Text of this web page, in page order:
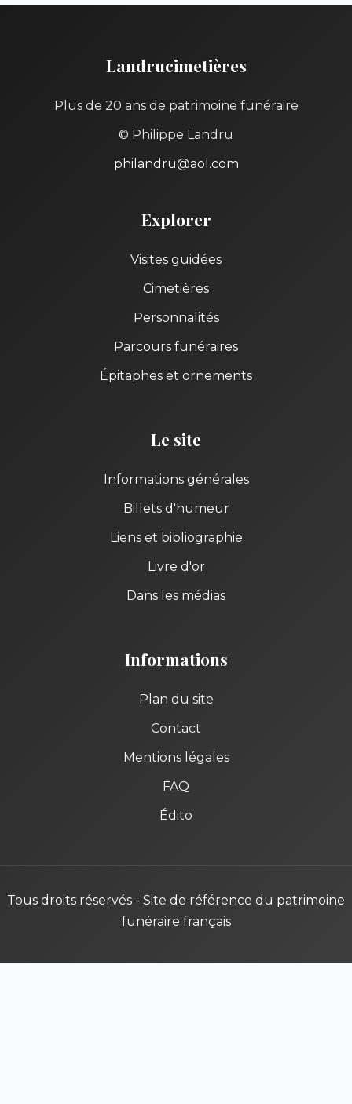
Landrucimetières
Plus de 20 ans de patrimoine funéraire
© Philippe Landru
philandru@aol.com
Explorer
Visites guidées
Cimetières
Personnalités
Parcours funéraires
Épitaphes et ornements
Le site
Informations générales
Billets d'humeur
Liens et bibliographie
Livre d'or
Dans les médias
Informations
Plan du site
Contact
Mentions légales
FAQ
Édito
Tous droits réservés - Site de référence du patrimoine
funéraire français